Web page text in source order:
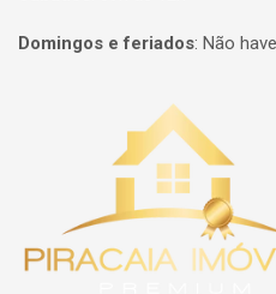
Domingos e feriados: Não
Página inicial